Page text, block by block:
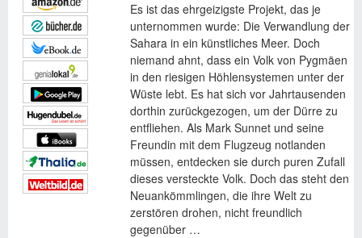
Es ist das ehrgeizigste Projekt, das je
unternommen wurde: Die Verwandlung der
Sahara in ein künstliches Meer. Doch
niemand ahnt, dass ein Volk von Pygmäen
in den riesigen Höhlensystemen unter der
Wüste lebt. Es hat sich vor Jahrtausenden
dorthin zurückgezogen, um der Dürre zu
entfliehen. Als Mark Sunnet und seine
Freundin mit dem Flugzeug notlanden
müssen, entdecken sie durch puren Zufall
dieses versteckte Volk. Doch das steht den
Neuankömmlingen, die ihre Welt zu
zerstören drohen, nicht freundlich
gegenüber …